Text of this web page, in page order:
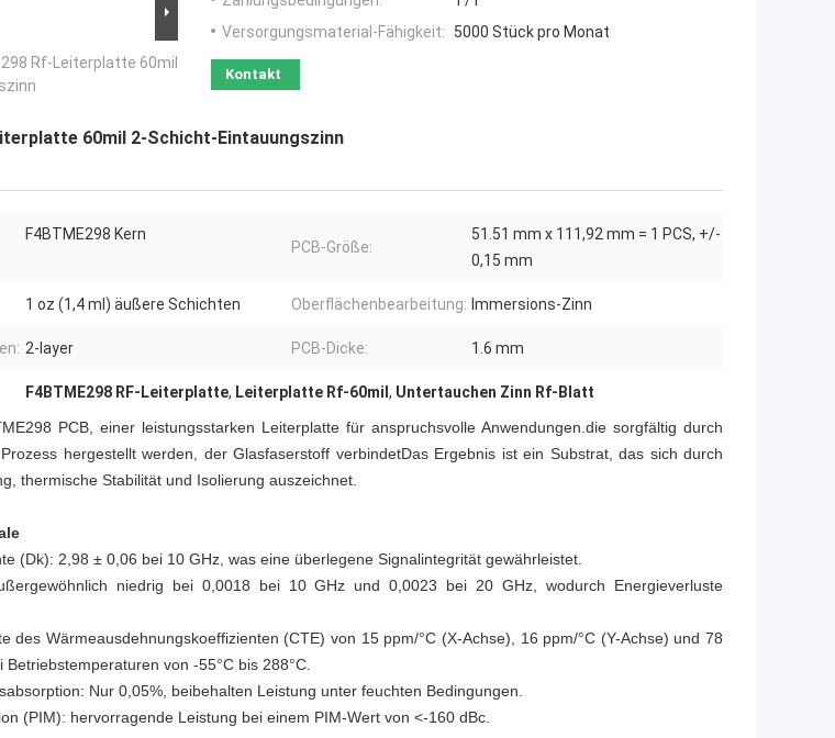
Rf-Leiterplatte 60mil
Versorgungsmaterial-Fähigkeit:
5000 Stück pro Monat
Kontakt
60mil 2-Schicht-Eintauungszinn
F4BTME298 Kern
PCB-Größe:
51.51 mm x 111,92 mm = 1 PCS, +/-
0,15 mm
1 oz (1,4 ml) äußere Schichten Oberflächenbearbeitung: Immersions-Zinn
2-layer PCB-Dicke: 1.6 mm
F4BTME298 RF-Leiterplatte, Leiterplatte Rf-60mil , Untertauchen Zinn Rf-Blatt
PCB, einer leistungsstarken Leiterplatte für anspruchsvolle Anwendungen.die sorgfältig durch
hergestellt werden, der Glasfaserstoff verbindetDas Ergebnis ist ein Substrat, das sich durch
thermische Stabilität und Isolierung auszeichnet.
(Dk): 2,98 ± 0,06 bei 10 GHz, was eine überlegene Signalintegrität gewährleistet.
niedrig bei 0,0018 bei 10 GHz und 0,0023 bei 20 GHz, wodurch Energieverluste
des Wärmeausdehnungskoeffizienten (CTE) von 15 ppm/°C (X-Achse), 16 ppm/°C (Y-Achse) und 78
Betriebstemperaturen von -55°C bis 288°C.
Nur 0,05%, beibehalten Leistung unter feuchten Bedingungen.
(PIM): hervorragende Leistung bei einem PIM-Wert von <-160 dBc.